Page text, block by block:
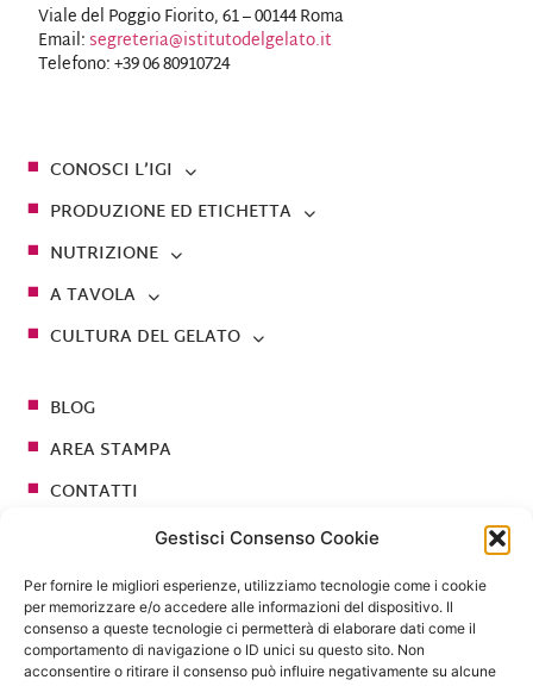
Gestisci Consenso Cookie
Per fornire le migliori esperienze, utilizziamo tecnologie come i cookie
per memorizzare e/o accedere alle informazioni del dispositivo. Il
consenso a queste tecnologie ci permetterà di elaborare dati come il
comportamento di navigazione o ID unici su questo sito. Non
acconsentire o ritirare il consenso può influire negativamente su alcune
Viale del Poggio Fiorito, 61 – 00144 Roma
Email:segreteria@istitutodelgelato.it
Telefono: +39 06 80910724
CONOSCI L’IGI
PRODUZIONE ED ETICHETTA
NUTRIZIONE
A TAVOLA
CULTURA DEL GELATO
BLOG
AREA STAMPA
CONTATTI